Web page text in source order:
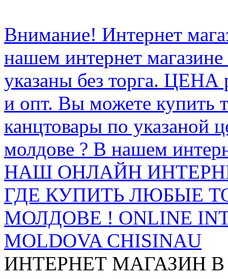
Внимание! Интернет
нашем интернет
указаны без торга.
и опт. Вы можете купить
канцтовары по указаной
молдове ? В нашем
НАШ ОНЛАЙН
ГДЕ КУПИТЬ ЛЮБЫЕ
МОЛДОВЕ ! ONLINE
MOLDOVA CHISINAU
ИНТЕРНЕТ МАГАЗИН